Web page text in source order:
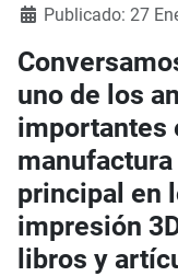
Publicado: 27
uno de los
importantes
principal en
impresión
libros y